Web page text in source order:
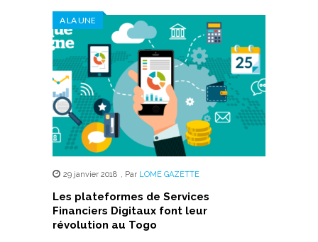
A LA UNE
29 janvier 2018 , Par LOME GAZETTE
Les plateformes de Services
Financiers Digitaux font leur
révolution au Togo